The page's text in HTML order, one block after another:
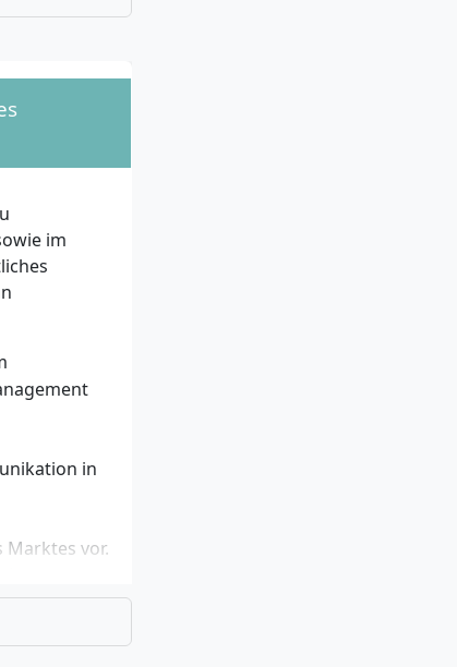
die
bilden.
zu
oder
im
in
vor.
und